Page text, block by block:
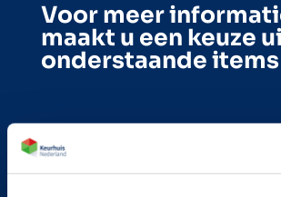
Voor meer
maakt u een keuze
onderstaande items
Deskundigen onderzoek
Expertise bij bouwkundige